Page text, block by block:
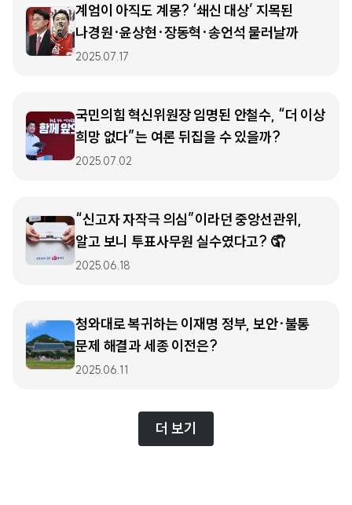
계엄이 아직도 계몽? ‘쇄신 대상’ 지목된
나경원·윤상현·장동혁·송언석 물러날까
2025.07.17
국민의힘 혁신위원장 임명된 안철수, “더 이상
희망 없다”는 여론 뒤집을 수 있을까?
2025.07.02
“신고자 자작극 의심”이라던 중앙선관위,
알고 보니 투표사무원 실수였다고? 🤦
2025.06.18
청와대로 복귀하는 이재명 정부, 보안·불통
문제 해결과 세종 이전은?
2025.06.11
더 보기